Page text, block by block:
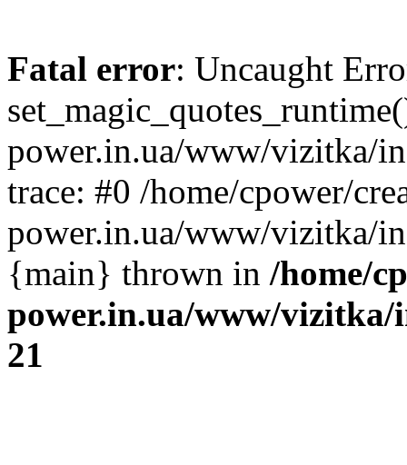
Fatal error: Uncaught
power.in.ua/www/vizitka/
trace: #0 /home/cpower/
power.in.ua/www/vizitka/
{main} thrown in /home/
power.in.ua/www/
21